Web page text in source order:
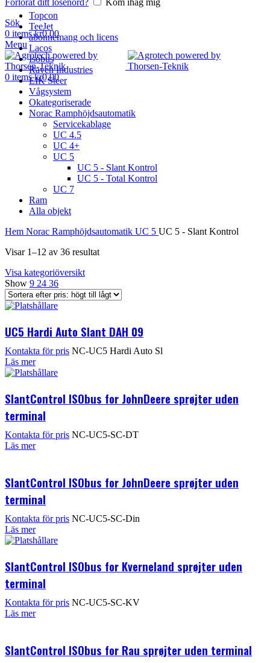
Förlorat ditt lösenord?
Kom ihåg mig
Sök
0 items kr0,00
Menu
0 items kr0,00
Topcon
TeeJet
abonnemang och licens
Lacos
Isobus
Raven Industries
EIK Steer
Vågsystem
Okategoriserade
Norac Ramphöjdsautomatik
Servicekablage
UC 4.5
UC 4+
UC 5
UC 5 - Slant Kontrol
UC 5 - Total Kontrol
UC 7
Ram
Alla objekt
Hem Norac Ramphöjdsautomatik UC 5 UC 5 - Slant Kontrol
Visar 1–12 av 36 resultat
Visa kategoriöversikt
Show 9 24 36
UC5 Hardi Auto Slant DAH 09
Kontakta för pris NC-UC5 Hardi Auto Sl
Läs mer
SlantControl ISObus for JohnDeere sprøjter uden
terminal
Kontakta för pris NC-UC5-SC-DT
Läs mer
SlantControl ISObus for JohnDeere sprøjter uden
terminal
Kontakta för pris NC-UC5-SC-Din
Läs mer
SlantControl ISObus for Kverneland sprøjter uden
terminal
Kontakta för pris NC-UC5-SC-KV
Läs mer
SlantControl ISObus for Rau sprøjter uden terminal